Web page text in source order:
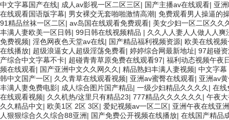
中文字幕国产在线| 成人av影视一区二区三区| 国产主播av在线观看| 亚
在线观看国语版字幕| 男女裸交无套啪啪激情高潮| 免费观看男人操逼的
91精品丝袜一区二区| av岛国在线观看免费观看| 美女少妇一区二区久久
丰满人妻欧美一区日韩| 99日韩在线视频精品 | 久久人人妻人人做人人爽
免费视频| 淫色网夜色天堂av在线| 国产精品福利视频资源| 欧美在线视
在线播放| 超级浪逼女人超级淫荡免费看| 婷婷综合网最新地址| 97超碰
产综合中文字幕不卡| 超碰青青草原免费在线观看97| 福利动态视频午夜
频在线观看| 国产亚洲中文久久网久久 | 精品熟妇丰满人妻视频| 中文字幕
韩中文国产一区| 久久青草在线观看视频| 亚洲av蜜臀在线观看| 亚洲av
丰满人妻免费电影| 成人综合图片国产精品| 一级少妇精品久久久久 | 在线
在线观看视频| 久久机热/这里只有精品23| 777精品久久久久久久 | 午夜
久久精品中文| 欧美1区 2区 3区| 爱妃视频av一区二区| 亚洲午夜在线亚
人狠狠综合久久综合88亚洲| 国产免费公开视频在线播放| 在线国产精品